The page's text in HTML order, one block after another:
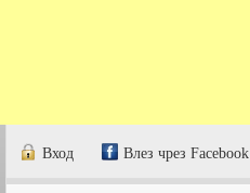
Вход Влез чрез Facebook